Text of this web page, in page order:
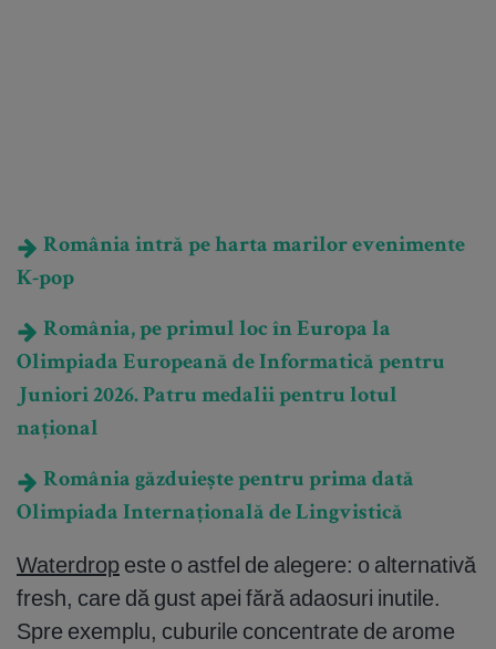
România intră pe harta marilor evenimente
K-pop
România, pe primul loc în Europa la
Olimpiada Europeană de Informatică pentru
Juniori 2026. Patru medalii pentru lotul
național
România găzduiește pentru prima dată
Olimpiada Internațională de Lingvistică
Waterdrop este o astfel de alegere: o alternativă
fresh, care dă gust apei fără adaosuri inutile.
Spre exemplu, cuburile concentrate de arome